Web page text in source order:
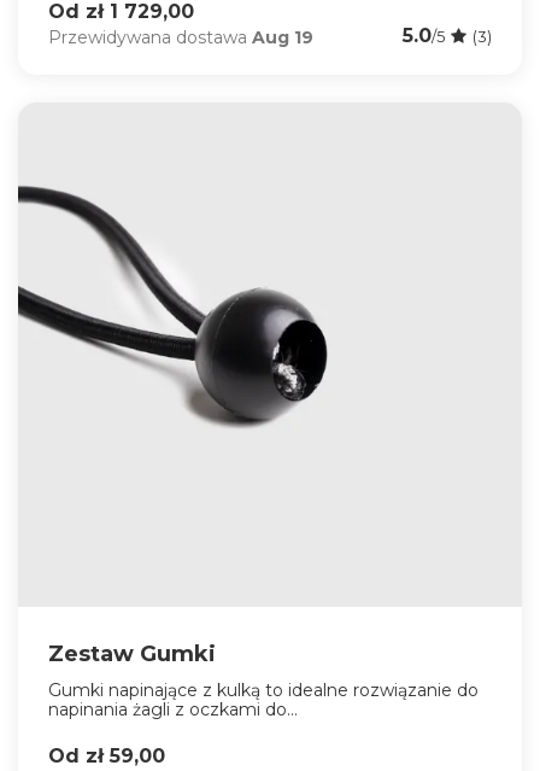
Od zł 1 729,00
Przewidywana dostawa Aug 19 5.0/5 (3)
Zestaw Gumki
Gumki napinające z kulką to idealne rozwiązanie do
napinania żagli z oczkami do...
Od zł 59,00